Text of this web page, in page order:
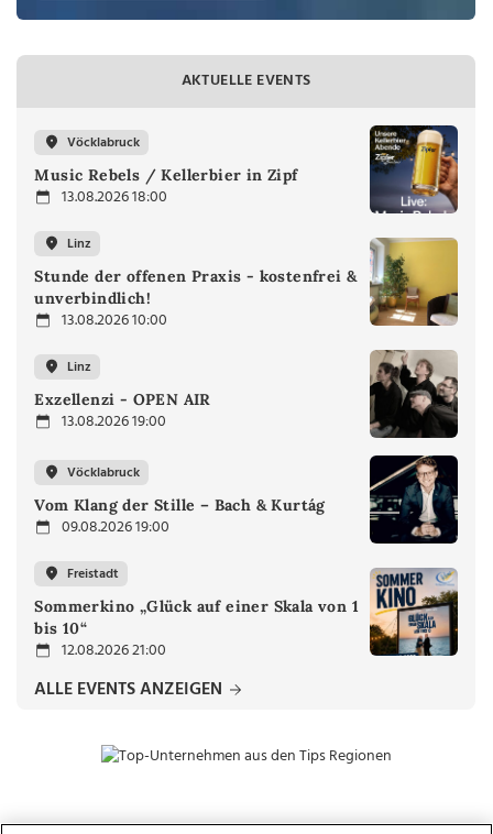
AKTUELLE EVENTS
Vöcklabruck
Music Rebels / Kellerbier in Zipf
13.08.2026 18:00
Linz
Stunde der offenen Praxis - kostenfrei &
unverbindlich!
13.08.2026 10:00
Linz
Exzellenzi - OPEN AIR
13.08.2026 19:00
Vöcklabruck
Vom Klang der Stille – Bach & Kurtág
09.08.2026 19:00
Freistadt
Sommerkino „Glück auf einer Skala von 1
bis 10“
12.08.2026 21:00
ALLE EVENTS ANZEIGEN